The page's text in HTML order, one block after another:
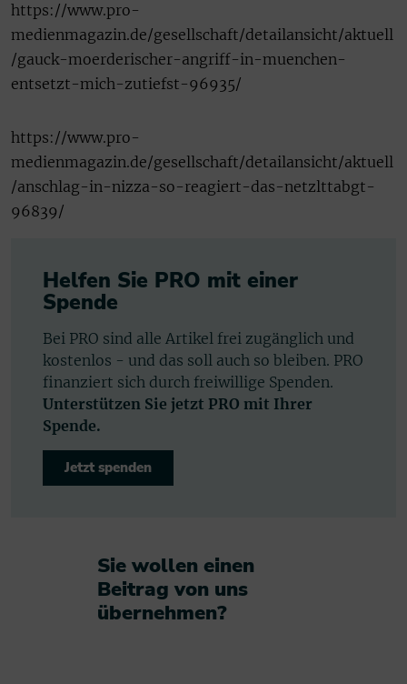
https://www.pro-
medienmagazin.de/gesellschaft/detailansicht/aktuell
/gauck-moerderischer-angriff-in-muenchen-
entsetzt-mich-zutiefst-96935/
https://www.pro-
medienmagazin.de/gesellschaft/detailansicht/aktuell
/anschlag-in-nizza-so-reagiert-das-netzlttabgt-
96839/
Helfen Sie PRO mit einer
Spende
Bei PRO sind alle Artikel frei zugänglich und
kostenlos - und das soll auch so bleiben. PRO
finanziert sich durch freiwillige Spenden.
Unterstützen Sie jetzt PRO mit Ihrer
Spende.
Jetzt spenden
Sie wollen einen
Beitrag von uns
übernehmen?​